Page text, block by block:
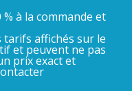
% à la commande et
tarifs affichés sur le
et peuvent ne pas
prix exact et